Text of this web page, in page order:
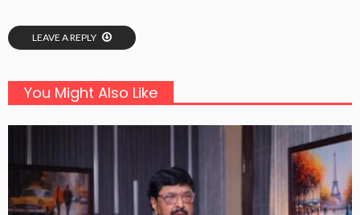
LEAVE A REPLY
You Might Also Like